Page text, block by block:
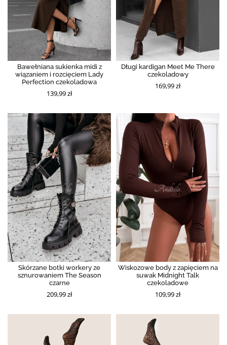
Bawełniana sukienka midi z
wiązaniem i rozcięciem Lady
Perfection czekoladowa
139,99 zł
Długi kardigan Meet Me There
czekoladowy
169,99 zł
Skórzane botki workery ze
sznurowaniem The Season
czarne
209,99 zł
Wiskozowe body z zapięciem na
suwak Midnight Talk
czekoladowe
109,99 zł